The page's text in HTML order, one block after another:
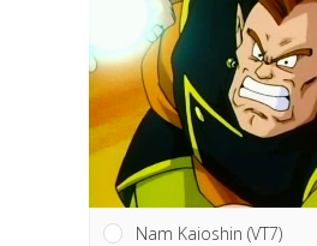
Nam Kaioshin (VT7)